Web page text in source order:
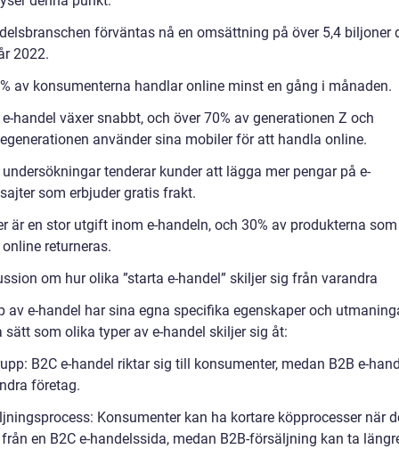
förväntas nå en omsättning på över 5,4 biljoner
2022.
av konsumenterna handlar online minst en gång i månaden.
handel växer snabbt, och över 70% av generationen Z och
använder sina mobiler för att handla online.
tenderar kunder att lägga mer pengar på e-
som erbjuder gratis frakt.
är en stor utgift inom e-handeln, och 30% av produkterna som
returneras.
om hur olika ”starta e-handel” skiljer sig från varandra
av e-handel har sina egna specifika egenskaper och
sätt som olika typer av e-handel skiljer sig åt:
B2C e-handel riktar sig till konsumenter, medan B2B e-
företag.
Konsumenter kan ha kortare köpprocesser när
en B2C e-handelssida, medan B2B-försäljning kan ta